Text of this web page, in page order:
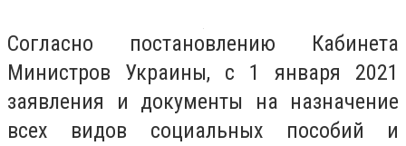
Согласно постановлению Кабинета
Министров Украины, с 1 января 2021
заявления и документы на назначение
всех видов социальных пособий и